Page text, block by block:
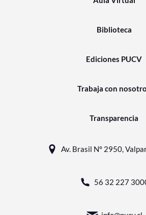
Biblioteca
Ediciones PUCV
Trabaja con
Transparencia
Av. Brasil N° 2950,
56 32 227